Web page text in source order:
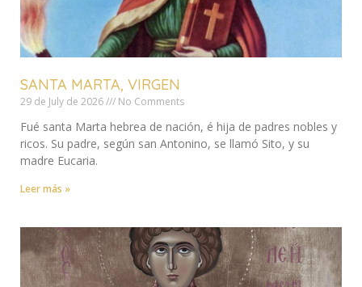
SANTA MARTA, VIRGEN
29 de July de 2026 No Comments
Fué santa Marta hebrea de nación, é hija de padres nobles y
ricos. Su padre, según san Antonino, se llamó Sito, y su
madre Eucaria.
Leer más »